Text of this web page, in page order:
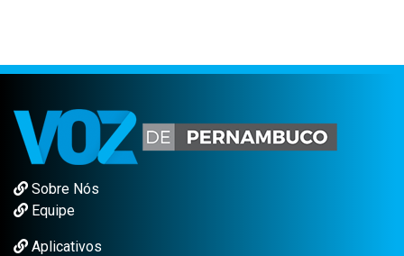
Sobre Nós
Equipe
Aplicativos